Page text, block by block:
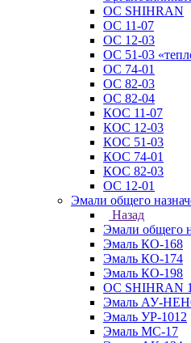
ОС SHIHRAN
ОС 11-07
ОС 12-03
ОС 51-03
ОС 74-01
ОС 82-03
ОС 82-04
КОС 11-07
КОС 12-03
КОС 51-03
КОС 74-01
КОС 82-03
ОС 12-01
Эмали общего
Назад
Эмали общего
Эмаль КО-168
Эмаль КО-174
Эмаль КО-198
ОС SHIHRAN
Эмаль АУ-
Эмаль УР-1012
Эмаль МС-17